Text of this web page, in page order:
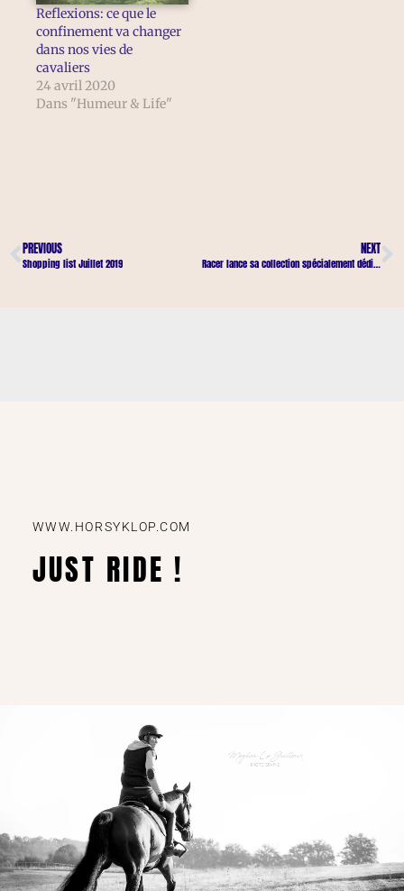
Reflexions: ce que le
confinement va changer
dans nos vies de
cavaliers
24 avril 2020
Dans "Humeur & Life"
PREVIOUS
Shopping list Juillet 2019
NEXT
Racer lance sa collection spécialement dédiée aux cavaliers !
WWW.HORSYKLOP.COM
JUST RIDE !